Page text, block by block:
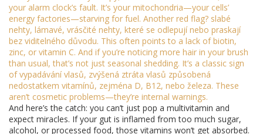
your alarm clock’s fault. It’s your mitochondria—your cells’
energy factories—starving for fuel. Another red flag? slabé
nehty, lámavé, vrásčité nehty, které se odlepují nebo praskají
bez viditelného důvodu. This often points to a lack of biotin,
zinc, or vitamin C. And if you’re noticing more hair in your brush
than usual, that’s not just seasonal shedding. It’s a classic sign
ofvypadávání vlasů, zvýšená ztráta vlasů způsobená
nedostatkem vitamínů, zejména D, B12, nebo železa. These
aren’t cosmetic problems—they’re internal warnings.
And here’s the catch: you can’t just pop a multivitamin and
expect miracles. If your gut is inflamed from too much sugar,
alcohol, or processed food, those vitamins won’t get absorbed.